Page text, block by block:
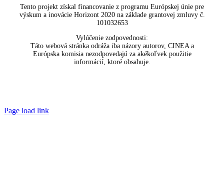
Tento projekt získal financovanie z programu Európskej únie pre
výskum a inovácie Horizont 2020 na základe grantovej zmluvy č.
101032653
Vylúčenie zodpovednosti:
Táto webová stránka odráža iba názory autorov, CINEA a
Európska komisia nezodpovedajú za akékoľvek použitie
informácií, ktoré obsahuje.
Page load link